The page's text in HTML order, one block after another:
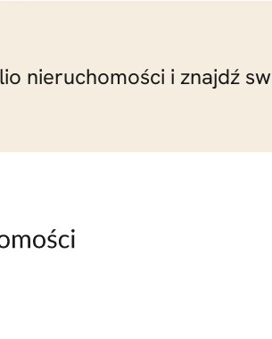
nieruchomości i znajdź